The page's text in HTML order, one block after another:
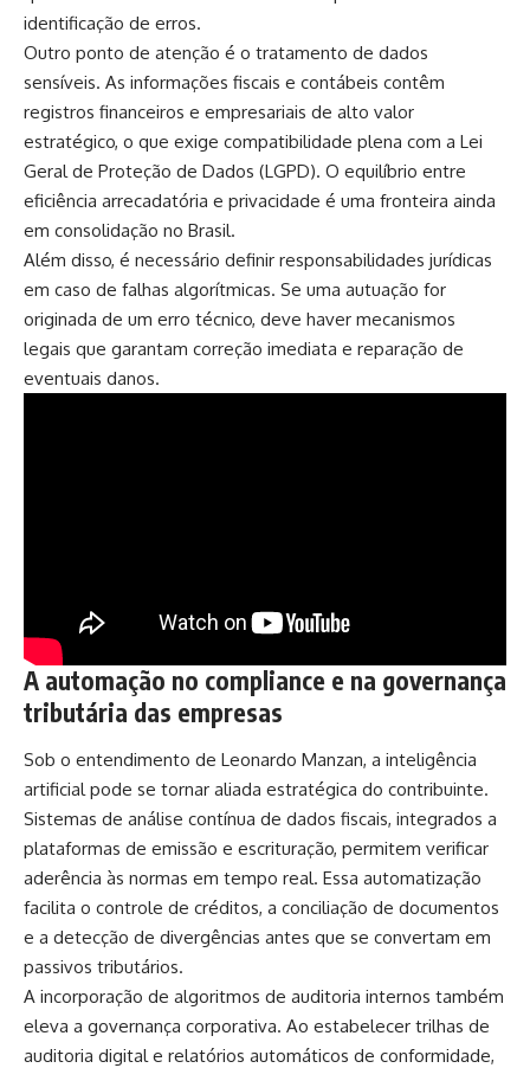
identificação de erros.
Outro ponto de atenção é o tratamento de dados
sensíveis. As informações fiscais e contábeis contêm
registros financeiros e empresariais de alto valor
estratégico, o que exige compatibilidade plena com a Lei
Geral de Proteção de Dados (LGPD). O equilíbrio entre
eficiência arrecadatória e privacidade é uma fronteira ainda
em consolidação no Brasil.
Além disso, é necessário definir responsabilidades jurídicas
em caso de falhas algorítmicas. Se uma autuação for
originada de um erro técnico, deve haver mecanismos
legais que garantam correção imediata e reparação de
eventuais danos.
A automação no compliance e na governança
tributária das empresas
Sob o entendimento de Leonardo Manzan, a inteligência
artificial pode se tornar aliada estratégica do contribuinte.
Sistemas de análise contínua de dados fiscais, integrados a
plataformas de emissão e escrituração, permitem verificar
aderência às normas em tempo real. Essa automatização
facilita o controle de créditos, a conciliação de documentos
e a detecção de divergências antes que se convertam em
passivos tributários.
A incorporação de algoritmos de auditoria internos também
eleva a governança corporativa. Ao estabelecer trilhas de
auditoria digital e relatórios automáticos de conformidade,